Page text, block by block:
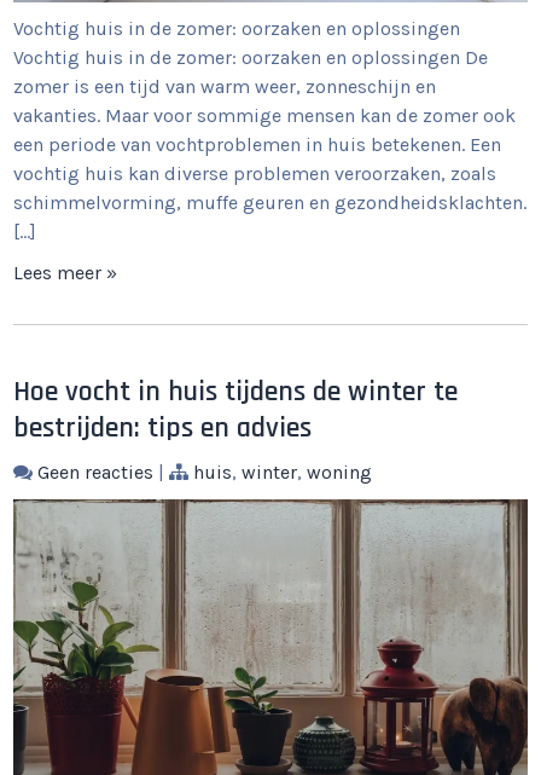
Vochtig huis in de zomer: oorzaken en oplossingen
Vochtig huis in de zomer: oorzaken en oplossingen De
zomer is een tijd van warm weer, zonneschijn en
vakanties. Maar voor sommige mensen kan de zomer ook
een periode van vochtproblemen in huis betekenen. Een
vochtig huis kan diverse problemen veroorzaken, zoals
schimmelvorming, muffe geuren en gezondheidsklachten.
[…]
Lees meer »
Hoe vocht in huis tijdens de winter te
bestrijden: tips en advies
Geen reacties | huis,winter,woning